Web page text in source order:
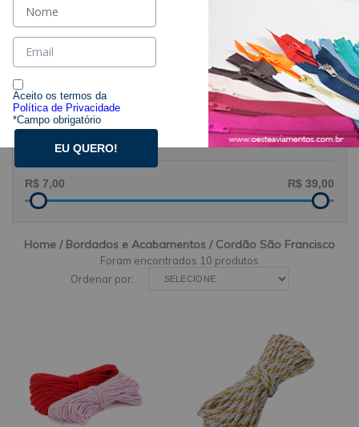
MARCAS
(3)
SÃO JOSÉ
(7)
PREÇO POR
Home Bordados e Acabamentos Cordão São Francisco
10 produtos
Ordenar por:
Aceito os termos da
Política de Privacidade
*Campo obrigatório
EU QUERO!